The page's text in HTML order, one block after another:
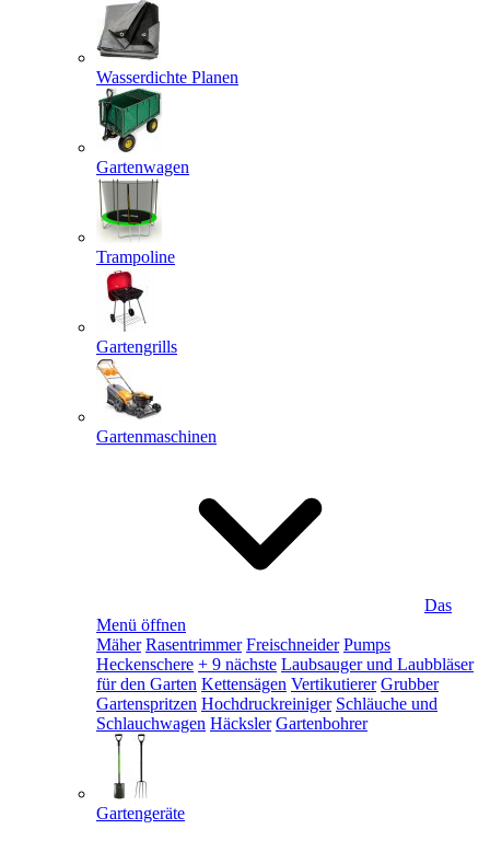
Wasserdichte Planen
Gartenwagen
Trampoline
Gartengrills
Gartenmaschinen
Das
Menü öffnen
Mäher Rasentrimmer Freischneider Pumps
Heckenschere + 9 nächste Laubsauger und Laubbläser
für den Garten Kettensägen Vertikutierer Grubber
Gartenspritzen Hochdruckreiniger Schläuche und
Schlauchwagen Häcksler Gartenbohrer
Gartengeräte